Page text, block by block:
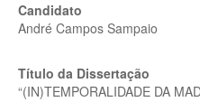
Candidato
André Campos Sampaio
Título da Dissertação
“(IN)TEMPORALIDADE DA